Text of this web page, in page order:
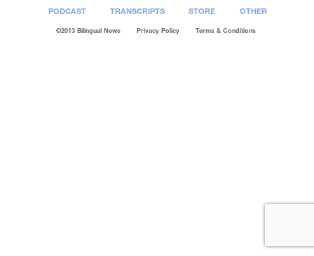
PODCAST TRANSCRIPTS STORE OTHER
©2013 Bilingual News Privacy Policy Terms & Conditions